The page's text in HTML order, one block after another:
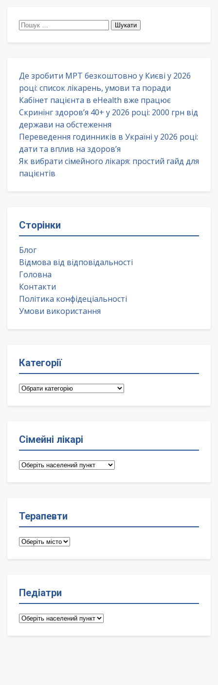
Пошук:
Де зробити МРТ безкоштовно у Києві у 2026
році: список лікарень, умови та поради
Кабінет пацієнта в eHealth вже працює
Скринінг здоров’я 40+ у 2026 році: 2000 грн від
держави на обстеження
Переведення годинників в Україні у 2026 році:
дати та вплив на здоров’я
Як вибрати сімейного лікаря: простий гайд для
пацієнтів
Сторінки
Блог
Відмова від відповідальності
Головна
Контакти
Політика конфідеціальності
Умови використання
Категорії
Категорії
Сімейні лікарі
Сімейні
Терапевти
Терапевти
Педіатри
Педіатри